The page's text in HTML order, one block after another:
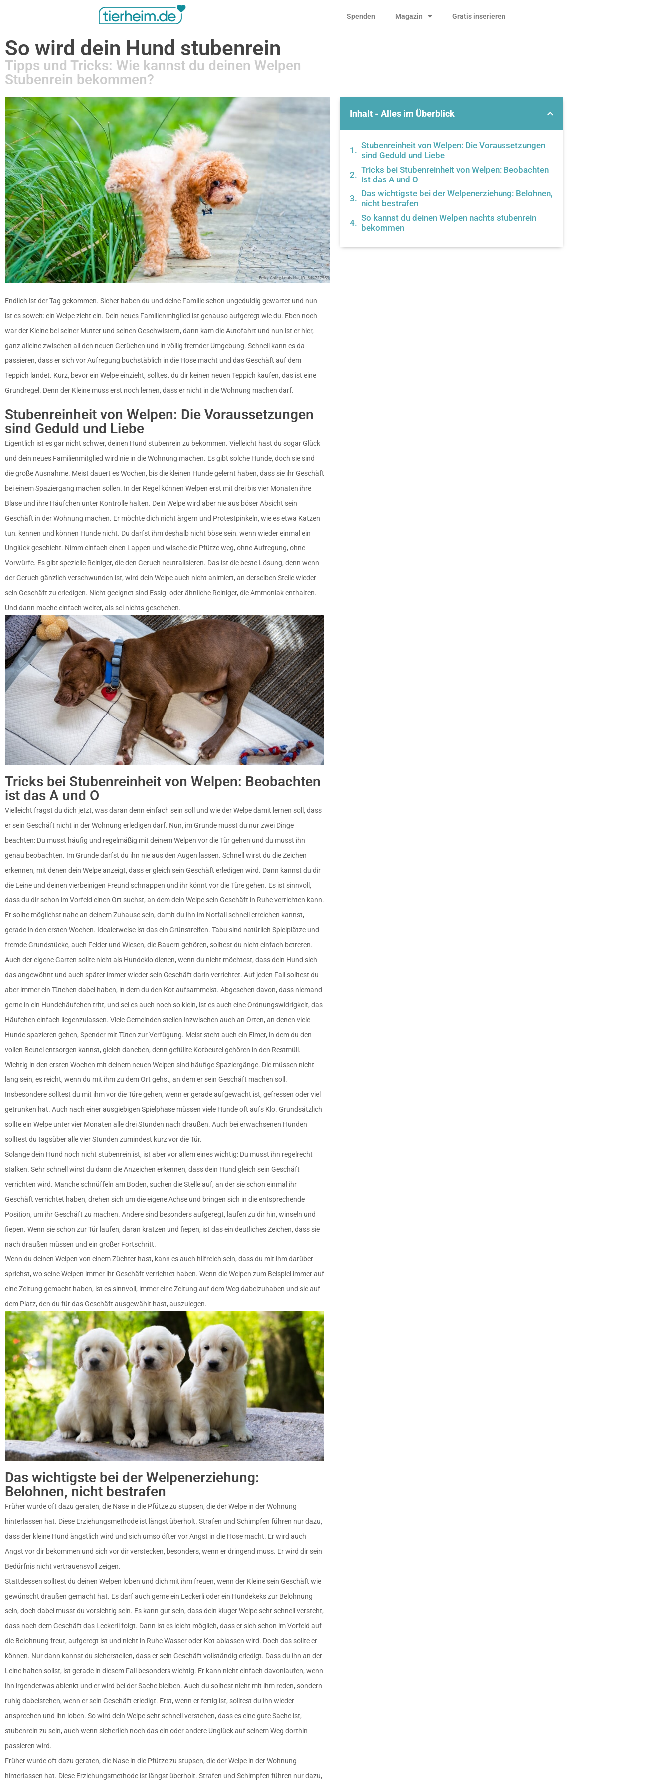
Spenden Magazin Gratis inserieren
So wird dein Hund stubenrein
Tipps und Tricks: Wie kannst du deinen Welpen
Stubenrein bekommen?
Inhalt - Alles im Überblick
Stubenreinheit von Welpen: Die Voraussetzungen
sind Geduld und Liebe
Tricks bei Stubenreinheit von Welpen: Beobachten
ist das A und O
Das wichtigste bei der Welpenerziehung: Belohnen,
nicht bestrafen
So kannst du deinen Welpen nachts stubenrein
bekommen
Endlich ist der Tag gekommen. Sicher haben du und deine Familie schon ungeduldig gewartet und nun
ist es soweit: ein Welpe zieht ein. Dein neues Familienmitglied ist genauso aufgeregt wie du. Eben noch
war der Kleine bei seiner Mutter und seinen Geschwistern, dann kam die Autofahrt und nun ist er hier,
ganz alleine zwischen all den neuen Gerüchen und in völlig fremder Umgebung. Schnell kann es da
passieren, dass er sich vor Aufregung buchstäblich in die Hose macht und das Geschäft auf dem
Teppich landet. Kurz, bevor ein Welpe einzieht, solltest du dir keinen neuen Teppich kaufen, das ist eine
Grundregel. Denn der Kleine muss erst noch lernen, dass er nicht in die Wohnung machen darf.
Stubenreinheit von Welpen: Die Voraussetzungen
sind Geduld und Liebe
Eigentlich ist es gar nicht schwer, deinen Hund stubenrein zu bekommen. Vielleicht hast du sogar Glück
und dein neues Familienmitglied wird nie in die Wohnung machen. Es gibt solche Hunde, doch sie sind
die große Ausnahme. Meist dauert es Wochen, bis die kleinen Hunde gelernt haben, dass sie ihr Geschäft
bei einem Spaziergang machen sollen. In der Regel können Welpen erst mit drei bis vier Monaten ihre
Blase und ihre Häufchen unter Kontrolle halten. Dein Welpe wird aber nie aus böser Absicht sein
Geschäft in der Wohnung machen. Er möchte dich nicht ärgern und Protestpinkeln, wie es etwa Katzen
tun, kennen und können Hunde nicht. Du darfst ihm deshalb nicht böse sein, wenn wieder einmal ein
Unglück geschieht. Nimm einfach einen Lappen und wische die Pfütze weg, ohne Aufregung, ohne
Vorwürfe. Es gibt spezielle Reiniger, die den Geruch neutralisieren. Das ist die beste Lösung, denn wenn
der Geruch gänzlich verschwunden ist, wird dein Welpe auch nicht animiert, an derselben Stelle wieder
sein Geschäft zu erledigen. Nicht geeignet sind Essig- oder ähnliche Reiniger, die Ammoniak enthalten.
Und dann mache einfach weiter, als sei nichts geschehen.
Tricks bei Stubenreinheit von Welpen: Beobachten
ist das A und O
Vielleicht fragst du dich jetzt, was daran denn einfach sein soll und wie der Welpe damit lernen soll, dass
er sein Geschäft nicht in der Wohnung erledigen darf. Nun, im Grunde musst du nur zwei Dinge
beachten: Du musst häufig und regelmäßig mit deinem Welpen vor die Tür gehen und du musst ihn
genau beobachten. Im Grunde darfst du ihn nie aus den Augen lassen. Schnell wirst du die Zeichen
erkennen, mit denen dein Welpe anzeigt, dass er gleich sein Geschäft erledigen wird. Dann kannst du dir
die Leine und deinen vierbeinigen Freund schnappen und ihr könnt vor die Türe gehen. Es ist sinnvoll,
dass du dir schon im Vorfeld einen Ort suchst, an dem dein Welpe sein Geschäft in Ruhe verrichten kann.
Er sollte möglichst nahe an deinem Zuhause sein, damit du ihn im Notfall schnell erreichen kannst,
gerade in den ersten Wochen. Idealerweise ist das ein Grünstreifen. Tabu sind natürlich Spielplätze und
fremde Grundstücke, auch Felder und Wiesen, die Bauern gehören, solltest du nicht einfach betreten.
Auch der eigene Garten sollte nicht als Hundeklo dienen, wenn du nicht möchtest, dass dein Hund sich
das angewöhnt und auch später immer wieder sein Geschäft darin verrichtet. Auf jeden Fall solltest du
aber immer ein Tütchen dabei haben, in dem du den Kot aufsammelst. Abgesehen davon, dass niemand
gerne in ein Hundehäufchen tritt, und sei es auch noch so klein, ist es auch eine Ordnungswidrigkeit, das
Häufchen einfach liegenzulassen. Viele Gemeinden stellen inzwischen auch an Orten, an denen viele
Hunde spazieren gehen, Spender mit Tüten zur Verfügung. Meist steht auch ein Eimer, in dem du den
vollen Beutel entsorgen kannst, gleich daneben, denn gefüllte Kotbeutel gehören in den Restmüll.
Wichtig in den ersten Wochen mit deinem neuen Welpen sind häufige Spaziergänge. Die müssen nicht
lang sein, es reicht, wenn du mit ihm zu dem Ort gehst, an dem er sein Geschäft machen soll.
Insbesondere solltest du mit ihm vor die Türe gehen, wenn er gerade aufgewacht ist, gefressen oder viel
getrunken hat. Auch nach einer ausgiebigen Spielphase müssen viele Hunde oft aufs Klo. Grundsätzlich
sollte ein Welpe unter vier Monaten alle drei Stunden nach draußen. Auch bei erwachsenen Hunden
solltest du tagsüber alle vier Stunden zumindest kurz vor die Tür.
Solange dein Hund noch nicht stubenrein ist, ist aber vor allem eines wichtig: Du musst ihn regelrecht
stalken. Sehr schnell wirst du dann die Anzeichen erkennen, dass dein Hund gleich sein Geschäft
verrichten wird. Manche schnüffeln am Boden, suchen die Stelle auf, an der sie schon einmal ihr
Geschäft verrichtet haben, drehen sich um die eigene Achse und bringen sich in die entsprechende
Position, um ihr Geschäft zu machen. Andere sind besonders aufgeregt, laufen zu dir hin, winseln und
fiepen. Wenn sie schon zur Tür laufen, daran kratzen und fiepen, ist das ein deutliches Zeichen, dass sie
nach draußen müssen und ein großer Fortschritt.
Wenn du deinen Welpen von einem Züchter hast, kann es auch hilfreich sein, dass du mit ihm darüber
sprichst, wo seine Welpen immer ihr Geschäft verrichtet haben. Wenn die Welpen zum Beispiel immer auf
eine Zeitung gemacht haben, ist es sinnvoll, immer eine Zeitung auf dem Weg dabeizuhaben und sie auf
dem Platz, den du für das Geschäft ausgewählt hast, auszulegen.
Das wichtigste bei der Welpenerziehung:
Belohnen, nicht bestrafen
Früher wurde oft dazu geraten, die Nase in die Pfütze zu stupsen, die der Welpe in der Wohnung
hinterlassen hat. Diese Erziehungsmethode ist längst überholt. Strafen und Schimpfen führen nur dazu,
dass der kleine Hund ängstlich wird und sich umso öfter vor Angst in die Hose macht. Er wird auch
Angst vor dir bekommen und sich vor dir verstecken, besonders, wenn er dringend muss. Er wird dir sein
Bedürfnis nicht vertrauensvoll zeigen.
Stattdessen solltest du deinen Welpen loben und dich mit ihm freuen, wenn der Kleine sein Geschäft wie
gewünscht draußen gemacht hat. Es darf auch gerne ein Leckerli oder ein Hundekeks zur Belohnung
sein, doch dabei musst du vorsichtig sein. Es kann gut sein, dass dein kluger Welpe sehr schnell versteht,
dass nach dem Geschäft das Leckerli folgt. Dann ist es leicht möglich, dass er sich schon im Vorfeld auf
die Belohnung freut, aufgeregt ist und nicht in Ruhe Wasser oder Kot ablassen wird. Doch das sollte er
können. Nur dann kannst du sicherstellen, dass er sein Geschäft vollständig erledigt. Dass du ihn an der
Leine halten sollst, ist gerade in diesem Fall besonders wichtig. Er kann nicht einfach davonlaufen, wenn
ihn irgendetwas ablenkt und er wird bei der Sache bleiben. Auch du solltest nicht mit ihm reden, sondern
ruhig dabeistehen, wenn er sein Geschäft erledigt. Erst, wenn er fertig ist, solltest du ihn wieder
ansprechen und ihn loben. So wird dein Welpe sehr schnell verstehen, dass es eine gute Sache ist,
stubenrein zu sein, auch wenn sicherlich noch das ein oder andere Unglück auf seinem Weg dorthin
passieren wird.
Früher wurde oft dazu geraten, die Nase in die Pfütze zu stupsen, die der Welpe in der Wohnung
hinterlassen hat. Diese Erziehungsmethode ist längst überholt. Strafen und Schimpfen führen nur dazu,